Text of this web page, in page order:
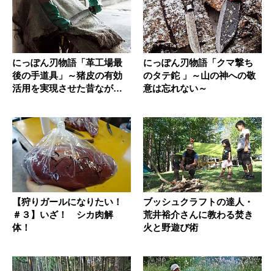
にっぽん刃物語「革工場最
後の手道具」～猪皮の有効
活用を実現させた昔ながら
にっぽん刃物語「クマ撃ち
のタテ鉈 」～山の神への敬
意は忘れない～
【狩りガールになりたい！
＃３】いざ！ シカ肉解
体！
ブッシュクラフトの達人・
荒井裕介さんに教わる焚き
火と野遊び術